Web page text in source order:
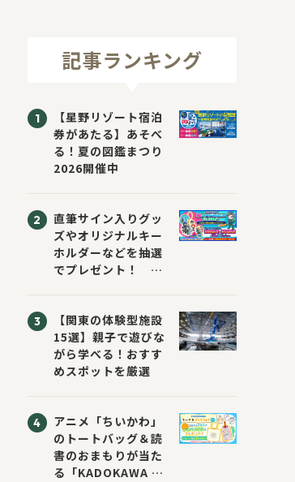
記事ランキング
【星野リゾート宿泊
券があたる】あそべ
る！夏の図鑑まつり
2026開催中
直筆サイン入りグッ
ズやオリジナルキー
ホルダーなどを抽選
でプレゼント！
ジブックフェア2026
～すまない先生と読
書にチャレンジ！
～」が開催！
【関東の体験型施設
15選】親子で遊びな
がら学べる！おすす
めスポットを厳選
アニメ「ちいかわ」
のトートバッグ＆読
書のおまもりが当た
る「KADOKAWA ち